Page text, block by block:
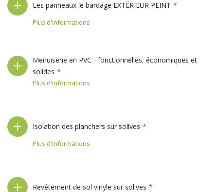
Les panneaux le bardage EXTÉRIEUR PEINT
Plus d'informations
Menuiserie en PVC - fonctionnelles, économiques et
solides
Plus d'informations
Isolation des planchers sur solives
Plus d'informations
Revêtement de sol vinyle sur solives